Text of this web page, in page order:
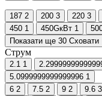
187 2 200 3 220 3
450 1 450GкВт 1
Показати ще 30 Сховати
Струм
2.1 1
5.0999999999999996 1
6 2 7.5 2 9 2 9.6 3